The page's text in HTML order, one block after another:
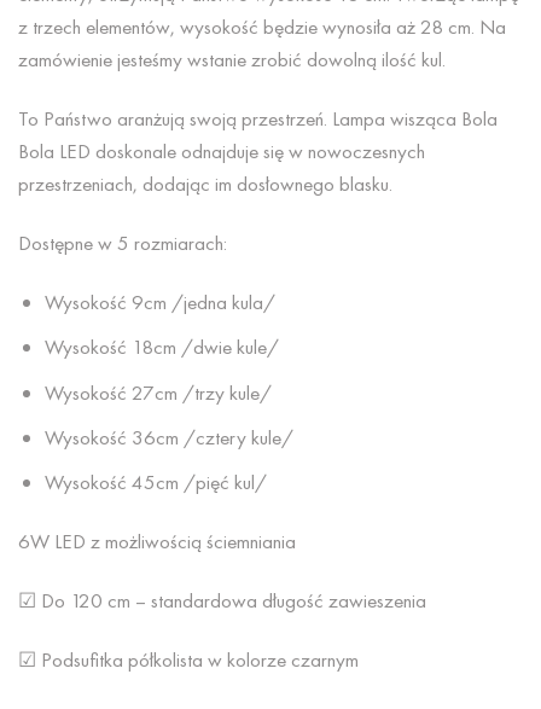
z trzech elementów, wysokość będzie wynosiła aż 28 cm. Na
zamówienie jesteśmy wstanie zrobić dowolną ilość kul.
To Państwo aranżują swoją przestrzeń. Lampa wisząca Bola
Bola LED doskonale odnajduje się w nowoczesnych
przestrzeniach, dodając im dosłownego blasku.
Dostępne w 5 rozmiarach:
Wysokość 9cm /jedna kula/
Wysokość 18cm /dwie kule/
Wysokość 27cm /trzy kule/
Wysokość 36cm /cztery kule/
Wysokość 45cm /pięć kul/
6W LED z możliwością ściemniania
☑ Do 120 cm – standardowa długość zawieszenia
☑ Podsufitka półkolista w kolorze czarnym